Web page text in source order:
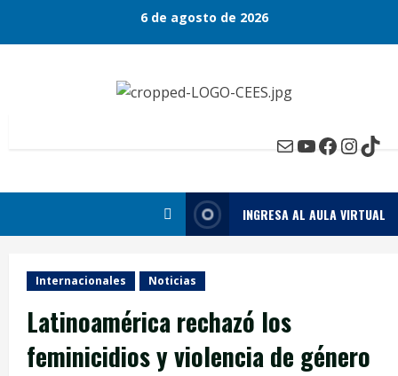
6 de agosto de 2026
MailYouTube
INGRESA AL AULA VIRTUAL
Internacionales Noticias
Latinoamérica rechazó los
feminicidios y violencia de género